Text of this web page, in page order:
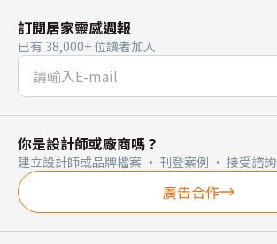
訂閱居家靈感週報
已有 38,000+ 位讀者加入
你是設計師或廠商嗎？
建立設計師或品牌檔案 · 刊登案例 · 接受諮詢
廣告合作